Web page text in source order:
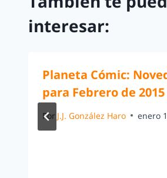
interesar:
Planeta Cómic:
para Febrero de 2015
Por J.J. González Haro enero